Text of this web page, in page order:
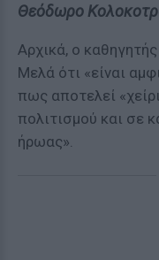
Θεόδωρο
Αρχικά, ο
Μελά ότι «είναι
πως αποτελεί
πολιτισμού και σε
ήρωας».